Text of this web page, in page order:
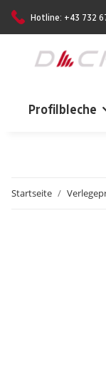
Hotline: +43 732
Profilbleche
Startseite